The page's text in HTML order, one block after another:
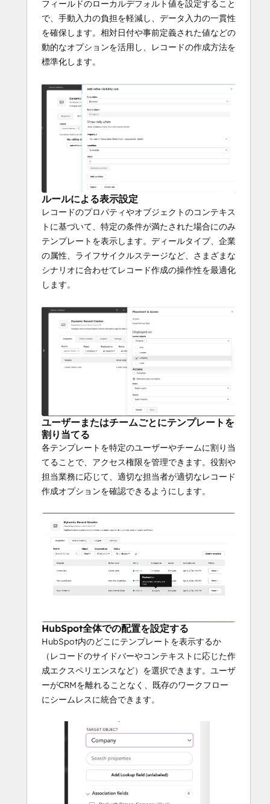
フィールドのローカルデフォルト値を設定すること
で、手動入力の負担を軽減し、データ入力の一貫性
を確保します。相対日付や事前定義された値などの
動的なオプションを活用し、レコードの作成方法を
標準化します。
ルールによる表示設定
レコードのプロパティやオブジェクトのコンテキス
トに基づいて、特定の条件が満たされた場合にのみ
テンプレートを表示します。ディールタイプ、企業
の属性、ライフサイクルステージなど、さまざまな
シナリオに合わせてレコード作成の操作性を最適化
します。
ユーザーまたはチームごとにテンプレートを
割り当てる
各テンプレートを特定のユーザーやチームに割り当
てることで、アクセス権限を管理できます。役割や
担当業務に応じて、適切な担当者が適切なレコード
作成オプションを確認できるようにします。
HubSpot全体での配置を設定する
HubSpot内のどこにテンプレートを表示するか
（レコードのサイドバーやコンテキストに応じた作
成エクスペリエンスなど）を選択できます。ユーザ
ーがCRMを離れることなく、既存のワークフロー
にシームレスに統合できます。